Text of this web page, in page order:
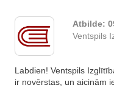
Atbilde:
Ventspils
Labdien! Ventspils
ir novērstas, un aicinām